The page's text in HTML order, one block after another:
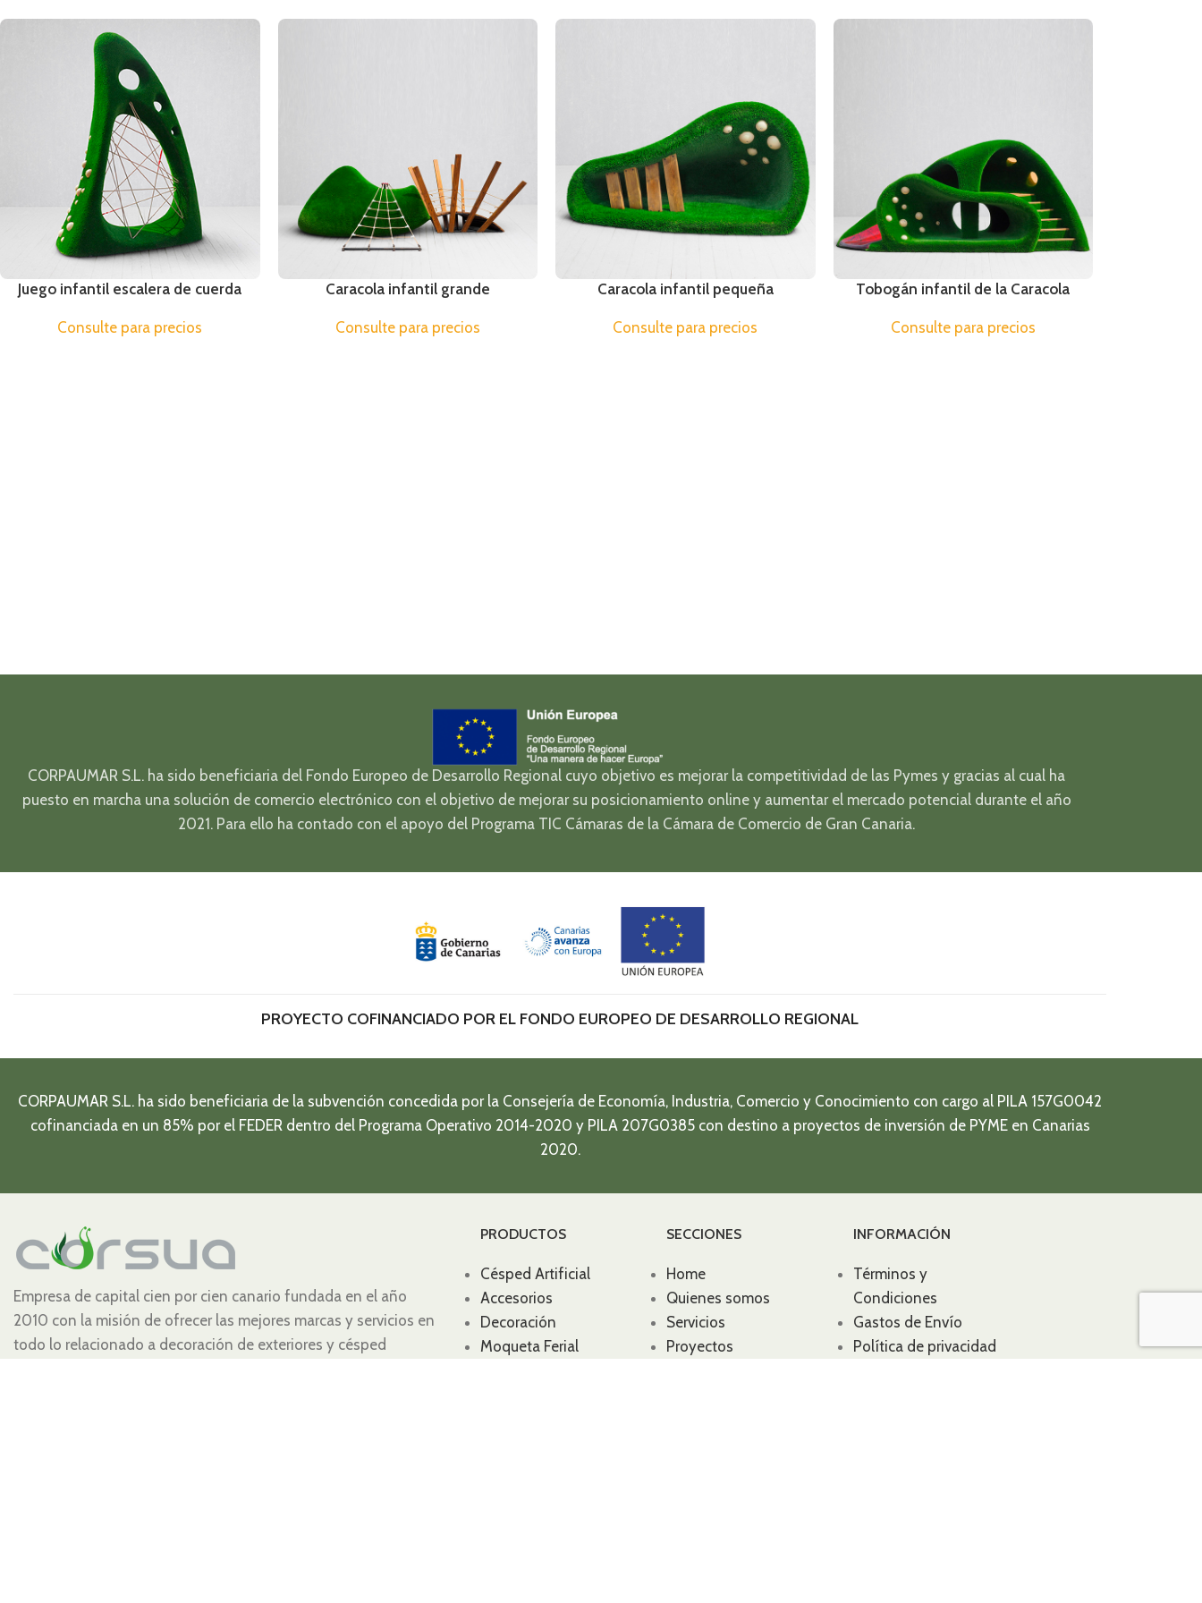
Juego infantil escalera de cuerda
Consulte para precios
Caracola infantil grande
Consulte para precios
Caracola infantil pequeña
Consulte para precios
Tobogán infantil de la Caracola
Consulte para precios
CORPAUMAR S.L. ha sido beneficiaria del Fondo Europeo de Desarrollo Regional cuyo objetivo es mejorar la competitividad de las Pymes y gracias al cual ha
puesto en marcha una solución de comercio electrónico con el objetivo de mejorar su posicionamiento online y aumentar el mercado potencial durante el año
2021. Para ello ha contado con el apoyo del Programa TIC Cámaras de la Cámara de Comercio de Gran Canaria.
PROYECTO COFINANCIADO POR EL FONDO EUROPEO DE DESARROLLO REGIONAL
CORPAUMAR S.L. ha sido beneficiaria de la subvención concedida por la Consejería de Economía, Industria, Comercio y Conocimiento con cargo al PILA 157G0042
cofinanciada en un 85% por el FEDER dentro del Programa Operativo 2014-2020 y PILA 207G0385 con destino a proyectos de inversión de PYME en Canarias
2020.
Empresa de capital cien por cien canario fundada en el año
2010 con la misión de ofrecer las mejores marcas y servicios en
todo lo relacionado a decoración de exteriores y césped
PRODUCTOS
Césped Artificial
Accesorios
Decoración
Moqueta Ferial
SECCIONES
Home
Quienes somos
Servicios
Proyectos
INFORMACIÓN
Términos y
Condiciones
Gastos de Envío
Política de privacidad